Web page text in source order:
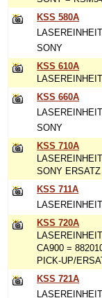
KSS 580A
SONY
KSS 610A
KSS 660A
SONY
KSS 710A
SONY ERSATZ
KSS 711A
KSS 720A
CA900 =
PICK-UP/
KSS 721A